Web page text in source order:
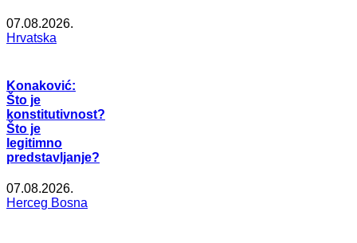
07.08.2026.
Hrvatska
Konaković:
Što je
konstitutivnost?
Što je
legitimno
predstavljanje?
07.08.2026.
Herceg Bosna